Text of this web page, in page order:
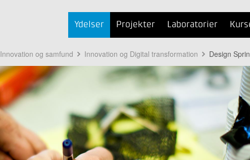
Ydelser Projekter Laboratorier
Innovation og samfund Innovation og Digital transformation Design